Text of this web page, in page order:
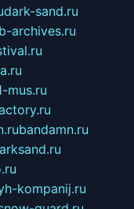
dark-sand.ru
archives.ru
mus.ru
bandamn.ru
kompanij.ru